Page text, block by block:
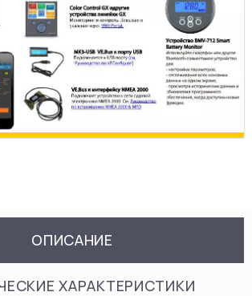
ОПИСАНИЕ
ХАРАКТЕРИСТИКИ